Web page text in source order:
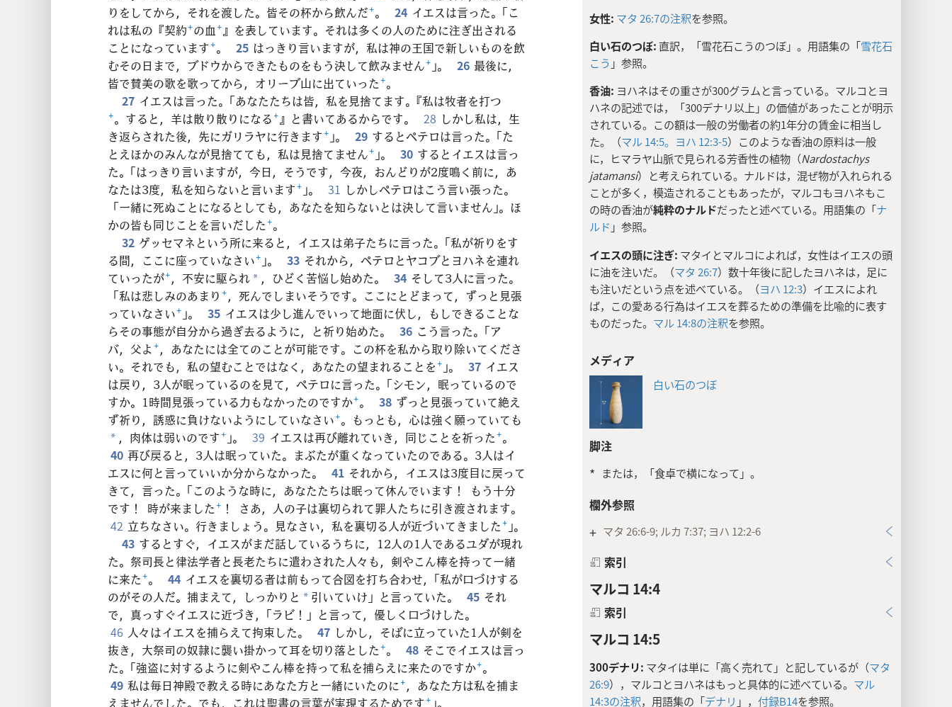
女性: マタ 26:7の注釈を参照。
白い石のつぼ: 直訳，「雪花石こうのつぼ」。用語集の「雪花石
こう 」参照。
香油: ヨハネはその重さが300グラムと言っている。マルコとヨ
ハネの記述では，「300デナリ以上」の価値があったことが明示
されている。この額は一般の労働者の約1年分の賃金に相当し
た。（マル 14:5。 ヨハ 12:3-5）このような香油の原料は一般
に，ヒマラヤ山脈で見られる芳香性の植物（Nardostachys
jatamansi）と考えられている。ナルドは，混ぜ物が入れられる
ことが多く，模造されることもあったが，マルコもヨハネもこ
の時の香油が純粋のナルドだったと述べている。用語集の「ナ
ルド 」参照。
イエスの頭に注ぎ: マタイとマルコによれば，女性はイエスの頭
に油を注いだ。（マタ 26:7）数十年後に記したヨハネは，足に
も注いだという点を述べている。（ヨハ 12:3）イエスによれ
ば，この愛ある行為はイエスを葬るための準備を比喩的に表す
ものだった。 マル 14:8の注釈を参照。
メディア
白い石のつぼ
脚注
* または，「食卓で横になって」。
欄外参照
+ マタ 26:6-9; ルカ 7:37; ヨハ 12:2-6
索引
マルコ 14:4
索引
マルコ 14:5
300デナリ: マタイは単に「高く売れて」と記しているが（マタ
26:9），マルコとヨハネはもっと具体的に述べている。 マル
14:3の注釈，用語集の「デナリ 」， 付録B14を参照。
りをしてから，それを渡した。皆その杯から飲んだ+。 24 イエスは言った。「こ
れは私の『契約+の血+』を表しています。それは多くの人のために注ぎ出される
ことになっています+。 25 はっきり言いますが，私は神の王国で新しいものを飲
むその日まで，ブドウからできたものをもう決して飲みません+ 」。 26 最後に，
皆で賛美の歌を歌ってから，オリーブ山に出ていった+。
27 イエスは言った。「あなたたちは皆，私を見捨てます。『私は牧者を打つ
+。すると，羊は散り散りになる+』と書いてあるからです。 28 しかし私は，生
き返らされた後，先にガリラヤに行きます+ 」。 29 するとペテロは言った。「た
とえほかのみんなが見捨てても，私は見捨てません+ 」。 30 するとイエスは言っ
た。「はっきり言いますが，今日，そうです，今夜，おんどりが2度鳴く前に，あ
なたは3度，私を知らないと言います+ 」。 31 しかしペテロはこう言い張った。
「一緒に死ぬことになるとしても，あなたを知らないとは決して言いません」。ほ
かの皆も同じことを言いだした+。
32 ゲッセマネという所に来ると，イエスは弟子たちに言った。「私が祈りをす
る間，ここに座っていなさい+ 」。 33 それから，ペテロとヤコブとヨハネを連れ
ていったが+，不安に駆られ * ，ひどく苦悩し始めた。 34 そして3人に言った。
「私は悲しみのあまり +，死んでしまいそうです。ここにとどまって，ずっと見張
っていなさい+ 」。 35 イエスは少し進んでいって地面に伏し，もしできることな
らその事態が自分から過ぎ去るように，と祈り始めた。
36 こう言った。「ア
バ，父よ+，あなたには全てのことが可能です。この杯を私から取り除いてくださ
い。それでも，私の望むことではなく，あなたの望まれることを+ 」。 37 イエス
は戻り，3人が眠っているのを見て，ペテロに言った。「シモン，眠っているので
すか。1時間見張っている力もなかったのですか+。 38 ずっと見張っていて絶え
ず祈り，誘惑に負けないようにしていなさい+。もっとも，心は強く願っていても
* ，肉体は弱いのです+ 」。 39 イエスは再び離れていき，同じことを祈った+。
40 再び戻ると，3人は眠っていた。まぶたが重くなっていたのである。3人はイ
エスに何と言っていいか分からなかった。
41 それから，イエスは3度目に戻って
きて，言った。「このような時に，あなたたちは眠って休んでいます！ もう十分
です！ 時が来ました+ ！ さあ，人の子は裏切られて罪人たちに引き渡されます。
42 立ちなさい。行きましょう。見なさい，私を裏切る人が近づいてきました+ 」。
43 するとすぐ，イエスがまだ話しているうちに，12人の1人であるユダが現れ
た。祭司長と律法学者と長老たちに遣わされた人々も，剣やこん棒を持って一緒
に来た+。 44 イエスを裏切る者は前もって合図を打ち合わせ，「私が口づけする
のがその人だ。捕まえて，しっかりと * 引いていけ」と言っていた。 45 それ
で，真っすぐイエスに近づき，「ラビ！」と言って，優しく口づけした。
46 人々はイエスを捕らえて拘束した。 47 しかし，そばに立っていた1人が剣を
抜き，大祭司の奴隷に襲い掛かって耳を切り落とした+。 48 そこでイエスは言っ
た。「強盗に対するように剣やこん棒を持って私を捕らえに来たのですか+。
49 私は毎日神殿で教える時にあなた方と一緒にいたのに+，あなた方は私を捕ま
えませんでした。でも，これは聖書の言葉が実現するためです+ 」。